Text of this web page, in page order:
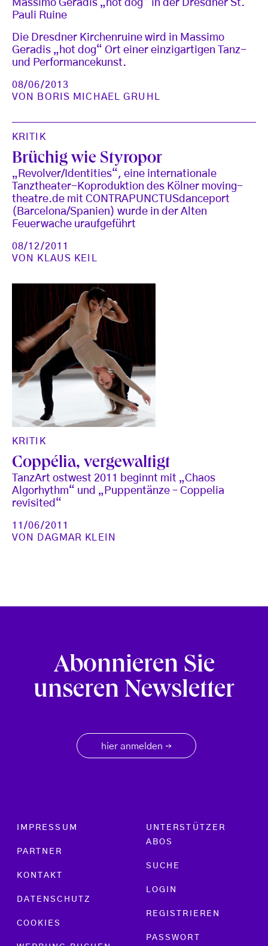
Massimo Geradis „hot dog“ in der Dresdner St.
Pauli Ruine
Die Dresdner Kirchenruine wird in Massimo
Geradis „hot dog“ Ort einer einzigartigen Tanz-
und Performancekunst.
08/06/2013
VON
BORIS MICHAEL GRUHL
KRITIK
Brüchig wie Styropor
„Revolver/Identities“, eine internationale
Tanztheater-Koproduktion des Kölner moving-
theatre.de mit CONTRAPUNCTUSdanceport
(Barcelona/Spanien) wurde in der Alten
Feuerwache uraufgeführt
08/12/2011
VON
KLAUS KEIL
KRITIK
Coppélia, vergewaltigt
TanzArt ostwest 2011 beginnt mit „Chaos
Algorhythm“ und „Puppentänze – Coppelia
revisited“
11/06/2011
VON
DAGMAR KLEIN
Abonnieren Sie
unseren Newsletter
hier anmelden →
Footer menu
IMPRESSUM
PARTNER
KONTAKT
DATENSCHUTZ
COOKIES
UNTERSTÜTZER
ABOS
SUCHE
LOGIN
REGISTRIEREN
PASSWORT